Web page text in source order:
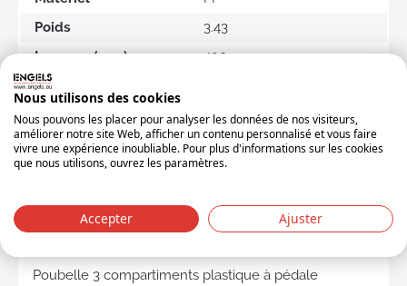
Poids
3.43
Longeur (mm)
490
Largeur (mm)
Hauteur (mm)
450
Volume (l.)
30
Unité d'expédition
DOOS
DESCRIPTION DU PRODUIT
Poubelle 3 compartiments plastique à pédale
Nous utilisons des cookies
Nous pouvons les placer pour analyser les données de nos visiteurs,
améliorer notre site Web, afficher un contenu personnalisé et vous faire
vivre une expérience inoubliable. Pour plus d'informations sur les cookies
que nous utilisons, ouvrez les paramètres.
Accepter Ajuster